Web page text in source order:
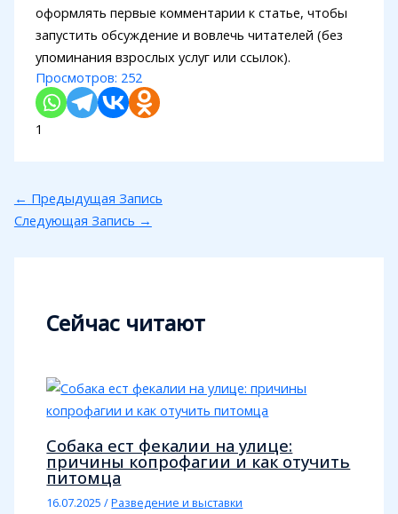
оформлять первые комментарии к статье, чтобы
запустить обсуждение и вовлечь читателей (без
упоминания взрослых услуг или ссылок).
Просмотров: 252
1
← Предыдущая Запись
Следующая Запись →
Сейчас читают
Собака ест фекалии на улице:
причины копрофагии и как отучить
питомца
16.07.2025/Разведение и выставки